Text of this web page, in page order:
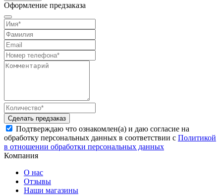
Оформление предзаказа
Сделать предзаказ
Подтверждаю что ознакомлен(а) и даю согласие на
обработку персональных данных в соответствии с Политикой
в отношении обработки персональных данных
Компания
О нас
Отзывы
Наши магазины